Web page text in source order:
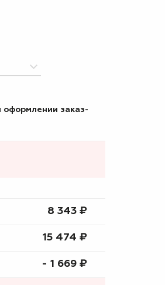
оформлении заказ-
8 343 ₷
15 474 ₷
- 1 669 ₷